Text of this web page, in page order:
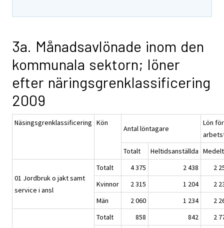
3a. Månadsavlönade inom den
kommunala sektorn; löner
efter näringsgrenklassificering
2009
Näsingsgrenklassificering Kön
Antal löntagare
Lön
Totalt
Heltidsanställda
01 Jordbruk o jakt samt
service i ansl
Totalt 4 375 2 438
2
Kvinnor
2 315 1 204
2
Män
2 060 1 234 2
Totalt 858 842
2